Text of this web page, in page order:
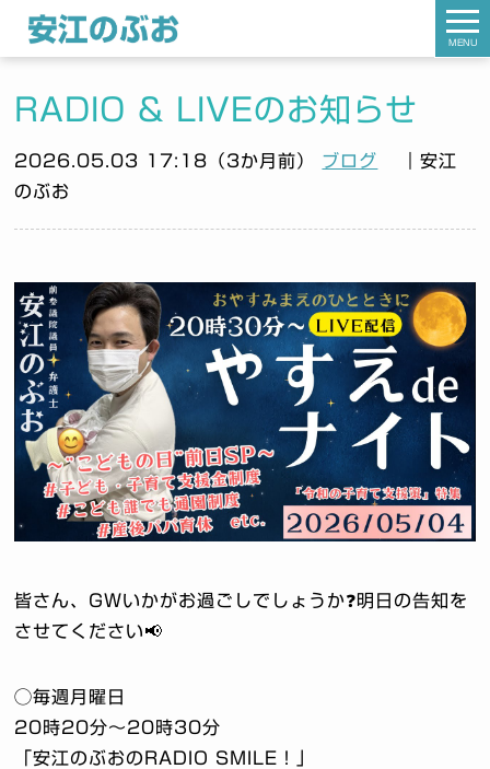
RADIO & LIVEのお知らせ
2026.05.03 17:18（3か月前） ブログ
｜安江
のぶお
皆さん、GWいかがお過ごしでしょうか❓明日の告知を
させてください📢
◯毎週月曜日
20時20分〜20時30分
「安江のぶおのRADIO SMILE！」
MENU